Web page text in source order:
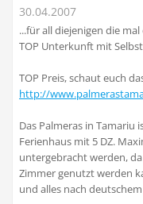
30.04.2007
...für all diejenigen die
TOP Unterkunft mit
TOP Preis, schaut euch
http://
Das Palmeras in
Ferienhaus mit 5 DZ.
untergebracht werden,
Zimmer genutzt werden
und alles nach